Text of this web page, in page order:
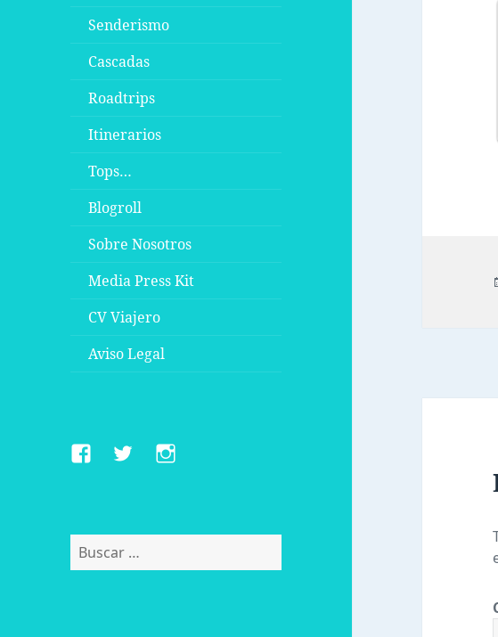
Senderismo
Cascadas
Roadtrips
Itinerarios
Tops…
Blogroll
Sobre Nosotros
Media Press Kit
CV Viajero
Aviso Legal
FacebookTwitterInstagram
Buscar: